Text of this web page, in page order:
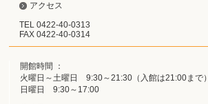
アクセス
TEL 0422-40-0313
FAX 0422-40-0314
開館時間 ：
火曜日～土曜日 9:30～21:30（入館は21:00まで）
日曜日 9:30～17:00